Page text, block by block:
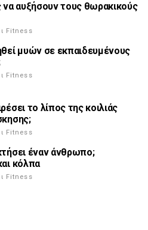
αυξήσουν τους θωρακικούς
Fitness
μυών σε εκπαιδευμένους
Fitness
το λίπος της κοιλιάς
Fitness
έναν άνθρωπο;
κόλπα
Fitness